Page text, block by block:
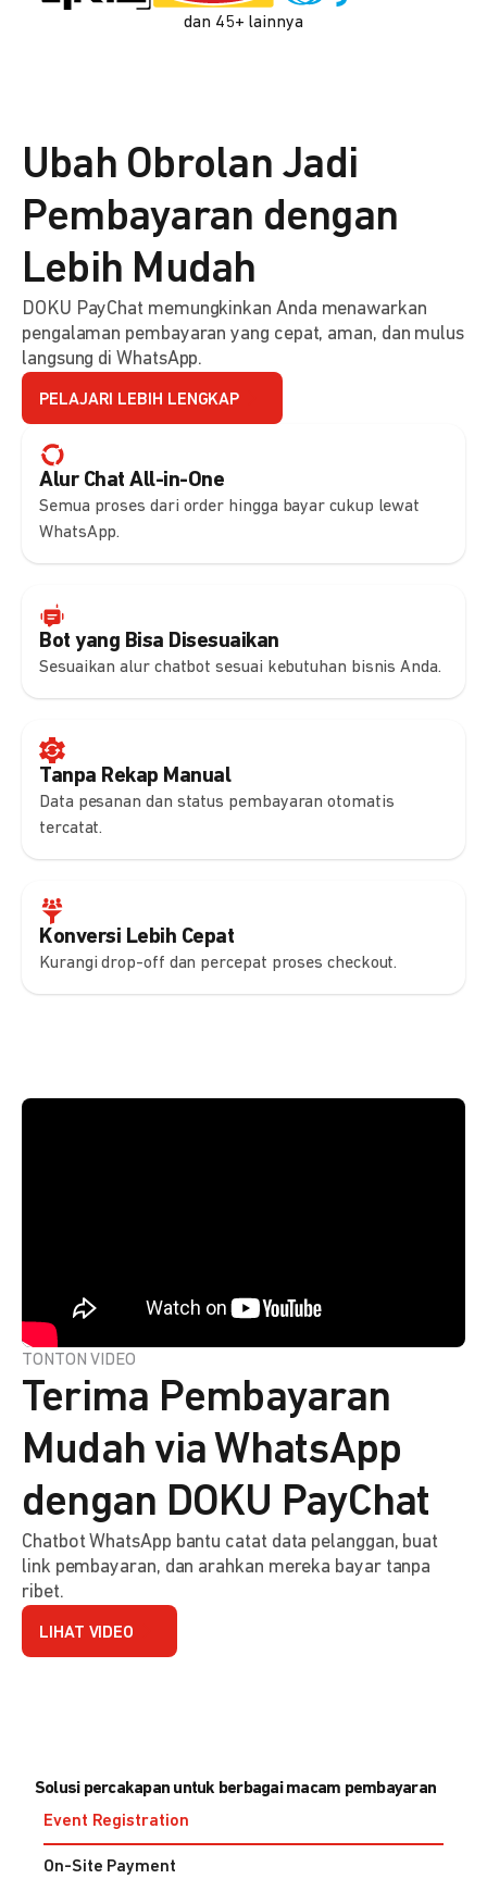
dan 45+ lainnya
Alur Chat All-in-One
Semua proses dari order hingga bayar cukup lewat
WhatsApp.
Bot yang Bisa Disesuaikan
Sesuaikan alur chatbot sesuai kebutuhan bisnis Anda.
Tanpa Rekap Manual
Data pesanan dan status pembayaran otomatis
tercatat.
Konversi Lebih Cepat
Kurangi drop-off dan percepat proses checkout.
Ubah Obrolan Jadi
Pembayaran dengan
Lebih Mudah
DOKU PayChat memungkinkan Anda menawarkan
pengalaman pembayaran yang cepat, aman, dan mulus
langsung di WhatsApp.
PELAJARI LEBIH LENGKAP
TONTON VIDEO
Terima Pembayaran
Mudah via WhatsApp
dengan DOKU PayChat
Chatbot WhatsApp bantu catat data pelanggan, buat
link pembayaran, dan arahkan mereka bayar tanpa
ribet.
LIHAT VIDEO
Solusi percakapan untuk berbagai macam pembayaran
Event Registration
On-Site Payment